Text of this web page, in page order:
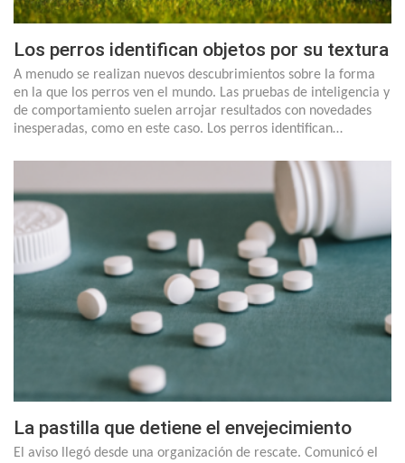
Los perros identifican objetos por su textura
A menudo se realizan nuevos descubrimientos sobre la forma
en la que los perros ven el mundo. Las pruebas de inteligencia y
de comportamiento suelen arrojar resultados con novedades
inesperadas, como en este caso. Los perros identifican…
La pastilla que detiene el envejecimiento
El aviso llegó desde una organización de rescate. Comunicó el